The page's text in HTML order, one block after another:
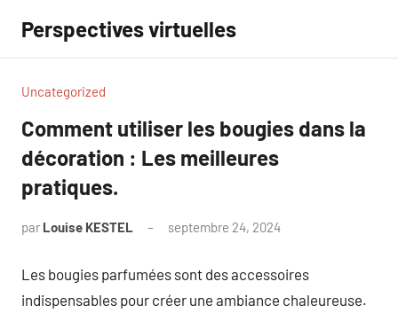
contenu
Perspectives virtuelles
Uncategorized
Comment utiliser les bougies dans la
décoration : Les meilleures
pratiques.
par Louise KESTEL septembre 24, 2024
Les bougies parfumées sont des accessoires
indispensables pour créer une ambiance chaleureuse.